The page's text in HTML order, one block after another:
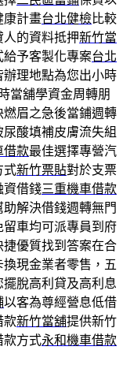
康計畫台北健檢比較
的資料抵押新竹當
予客製化專案台北
理地點為您出小時
當舖學資金周轉朋
燃眉之急後當鋪週轉
尿酸填補皮膚流失組
借款最佳選擇專營汽
式新竹票貼對於支票
資借錢三重機車借款
解決借錢週轉無門
車均可派專員到府
優質找到答案在合
現金業者零售，五
擺脫高利貸及高利息
以客為尊經營息低借
款新竹當舖提供新竹
款方式永和機車借款